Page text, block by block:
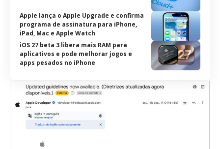
Apple lança o Apple Upgrade e confirma
programa de assinatura para iPhone,
iPad, Mac e Apple Watch
iOS 27 beta 3 libera mais RAM para
aplicativos e pode melhorar jogos e
apps pesados no iPhone